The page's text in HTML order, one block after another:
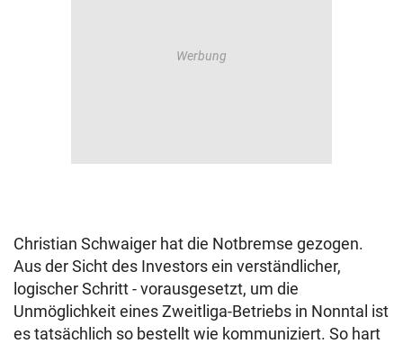
Christian Schwaiger hat die Notbremse gezogen.
Aus der Sicht des Investors ein verständlicher,
logischer Schritt - vorausgesetzt, um die
Unmöglichkeit eines Zweitliga-Betriebs in Nonntal ist
es tatsächlich so bestellt wie kommuniziert. So hart